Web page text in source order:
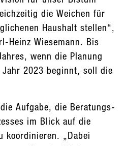
die Weichen für
Haushalt stellen“,
Heinz Wiesemann. Bis
wenn die Planung
2023 beginnt, soll die
Aufgabe, die Beratungs-
im Blick auf die
koordinieren. „Dabei